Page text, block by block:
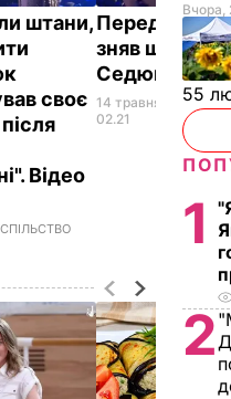
штани,
своє
Відео
Перед
зняв штани
Седюк
14 травня,
02.21
ПОДІЇ
Вчора,
55
1
2